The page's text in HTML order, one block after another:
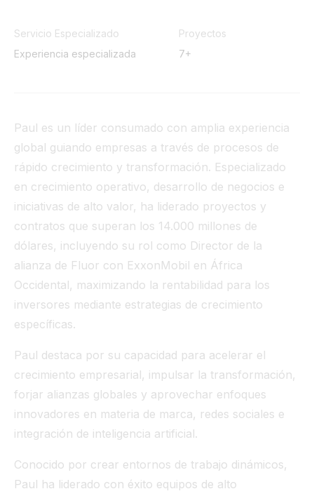
Servicio Especializado
Experiencia especializada
Proyectos
7+
Paul es un líder consumado con amplia experiencia
global guiando empresas a través de procesos de
rápido crecimiento y transformación. Especializado
en crecimiento operativo, desarrollo de negocios e
iniciativas de alto valor, ha liderado proyectos y
contratos que superan los 14.000 millones de
dólares, incluyendo su rol como Director de la
alianza de Fluor con ExxonMobil en África
Occidental, maximizando la rentabilidad para los
inversores mediante estrategias de crecimiento
específicas.
Paul destaca por su capacidad para acelerar el
crecimiento empresarial, impulsar la transformación,
forjar alianzas globales y aprovechar enfoques
innovadores en materia de marca, redes sociales e
integración de inteligencia artificial.
Conocido por crear entornos de trabajo dinámicos,
Paul ha liderado con éxito equipos de alto
Ver todo